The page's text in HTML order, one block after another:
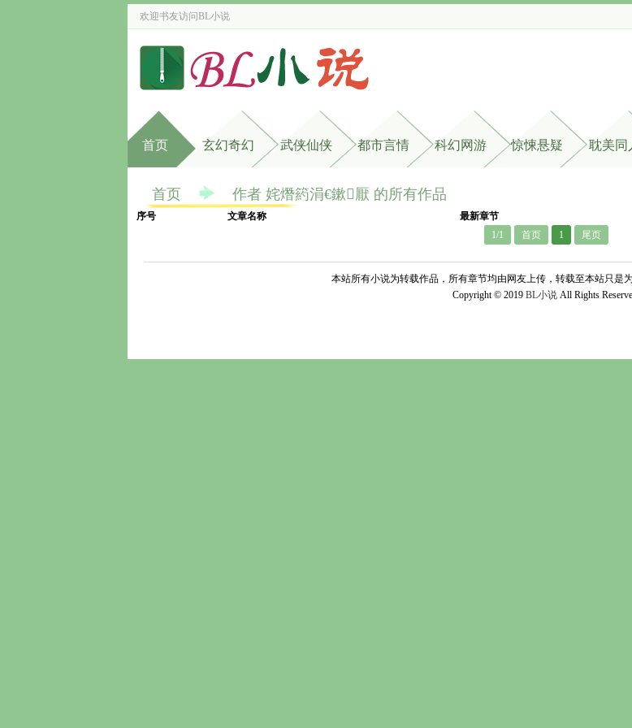
欢迎书友访问BL小说
首页 玄幻奇幻 武侠仙侠 都市言情 科幻网游 惊悚悬疑 耽美同
首页 作者 姹熸箹涓€鏉厭 的所有作品
序号 文章名称 最新章节
1/1
首页 1 尾页
本站所有小说为转载作品，所有章节均由网友上传，转载至本站只是
Copyright © 2019 BL小说All Rights